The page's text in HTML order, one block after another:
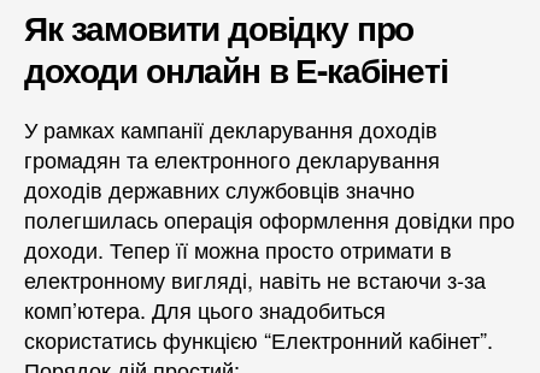
Як замовити довідку про
доходи онлайн в Е-кабінеті
У рамках кампанії декларування доходів
громадян та електронного декларування
доходів державних службовців значно
полегшилась операція оформлення довідки про
доходи. Тепер її можна просто отримати в
електронному вигляді, навіть не встаючи з-за
комп’ютера. Для цього знадобиться
скористатись функцією “Електронний кабінет”.